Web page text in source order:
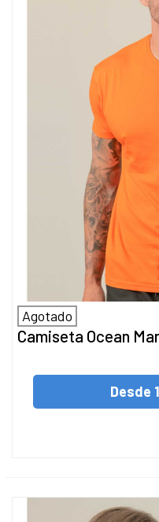
Agotado
Camiseta Ocean
Desde